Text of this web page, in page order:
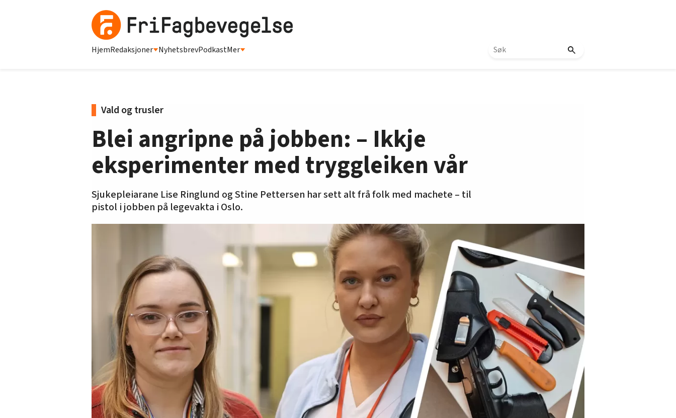
HjemRedaksjoner NyhetsbrevPodkastMer
Vald og trusler
Blei angripne på jobben: – Ikkje
eksperimenter med tryggleiken vår
Sjukepleiarane Lise Ringlund og Stine Pettersen har sett alt frå folk med machete – til
pistol i jobben på legevakta i Oslo.